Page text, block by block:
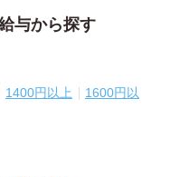
与から探す
1400円以上
1600円以